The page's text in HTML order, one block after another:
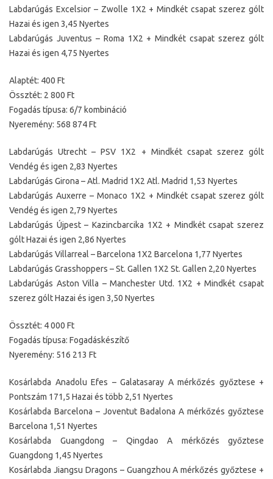
Labdarúgás Excelsior – Zwolle 1X2 + Mindkét csapat szerez gólt
Hazai és igen 3,45 Nyertes
Labdarúgás Juventus – Roma 1X2 + Mindkét csapat szerez gólt
Hazai és igen 4,75 Nyertes
Alaptét: 400 Ft
Össztét: 2 800 Ft
Fogadás típusa: 6/7 kombináció
Nyeremény: 568 874 Ft
Labdarúgás Utrecht – PSV 1X2 + Mindkét csapat szerez gólt
Vendég és igen 2,83 Nyertes
Labdarúgás Girona – Atl. Madrid 1X2 Atl. Madrid 1,53 Nyertes
Labdarúgás Auxerre – Monaco 1X2 + Mindkét csapat szerez gólt
Vendég és igen 2,79 Nyertes
Labdarúgás Újpest – Kazincbarcika 1X2 + Mindkét csapat szerez
gólt Hazai és igen 2,86 Nyertes
Labdarúgás Villarreal – Barcelona 1X2 Barcelona 1,77 Nyertes
Labdarúgás Grasshoppers – St. Gallen 1X2 St. Gallen 2,20 Nyertes
Labdarúgás Aston Villa – Manchester Utd. 1X2 + Mindkét csapat
szerez gólt Hazai és igen 3,50 Nyertes
Össztét: 4 000 Ft
Fogadás típusa: Fogadáskészítő
Nyeremény: 516 213 Ft
Kosárlabda Anadolu Efes – Galatasaray A mérkőzés győztese +
Pontszám 171,5 Hazai és több 2,51 Nyertes
Kosárlabda Barcelona – Joventut Badalona A mérkőzés győztese
Barcelona 1,51 Nyertes
Kosárlabda Guangdong – Qingdao A mérkőzés győztese
Guangdong 1,45 Nyertes
Kosárlabda Jiangsu Dragons – Guangzhou A mérkőzés győztese +